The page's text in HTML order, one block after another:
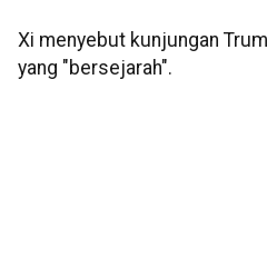
Xi menyebut kunjungan
yang "bersejarah".